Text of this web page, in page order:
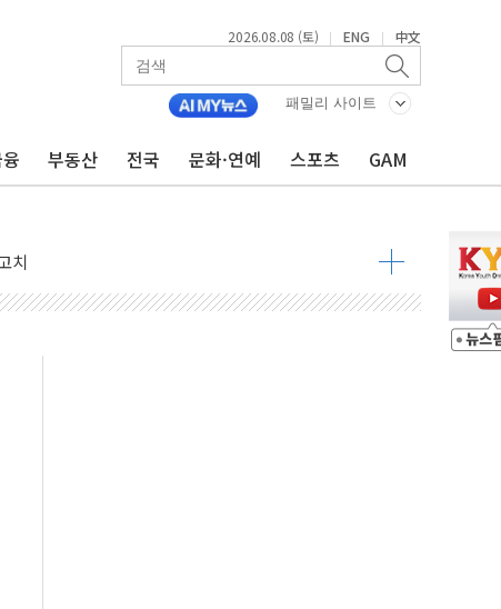
2026.08.08 (토) | ENG | 中文
패밀리 사이트
부동산 전국 문화·연예 스포츠 GAM
래 격차 확대'
구
아지며 상승… STOXX 600 지수는 나흘 연속 최고치
란 위협에 맞설 자체 억지력 강화
주 '활짝'
닥 선물 1%대 상승